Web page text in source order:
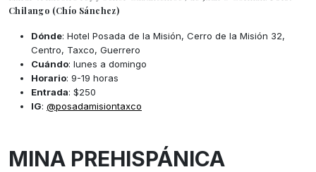
Chilango (Chío Sánchez)
Dónde: Hotel Posada de la Misión, Cerro de la Misión 32,
Centro, Taxco, Guerrero
Cuándo: lunes a domingo
Horario: 9-19 horas
Entrada: $250
IG: @posadamisiontaxco
MINA PREHISPÁNICA